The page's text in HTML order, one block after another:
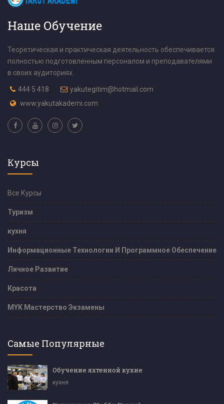
Наше Обучение
Теоретическая и практическая деятельность обеспечивается
полностью подготовленным персоналом и преподавателями
в своих аудиториях.
444 5 418
yakutegitim@hotmail.com
www.yakutakademi.com
Курсы
Все Курсы
Туризм
кухня
Информационные Технологии И Программное Обеспечение
Личное Развитие
Красота
MYK Мастерство Экзамены
Самые Популярные
Обучение яхтенной кухне
кухня